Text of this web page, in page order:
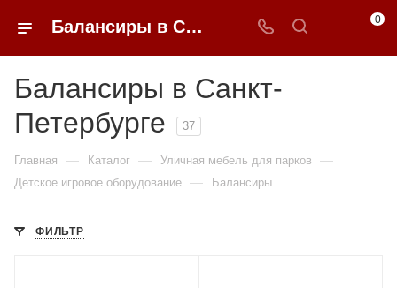
Балансиры в Санкт-Петербурге купить по доступным ценам с доставкой от 0ФФЕР.ру 0
Балансиры в Санкт-
Петербурге
37
Главная — Каталог — Уличная мебель для парков —
Детское игровое оборудование — Балансиры
ФИЛЬТР